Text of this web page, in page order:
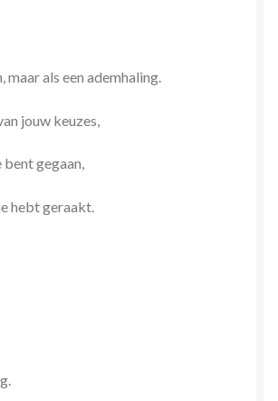
maar als een ademhaling.
jouw keuzes,
bent gegaan,
hebt geraakt.